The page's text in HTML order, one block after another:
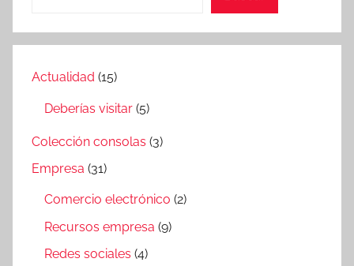
Actualidad (15)
Deberías visitar (5)
Colección consolas (3)
Empresa (31)
Comercio electrónico (2)
Recursos empresa (9)
Redes sociales (4)